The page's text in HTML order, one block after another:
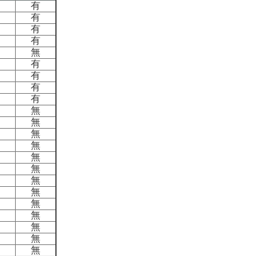
有
有
有
有
無
有
有
有
有
無
無
無
無
無
無
無
無
無
無
無
無
無